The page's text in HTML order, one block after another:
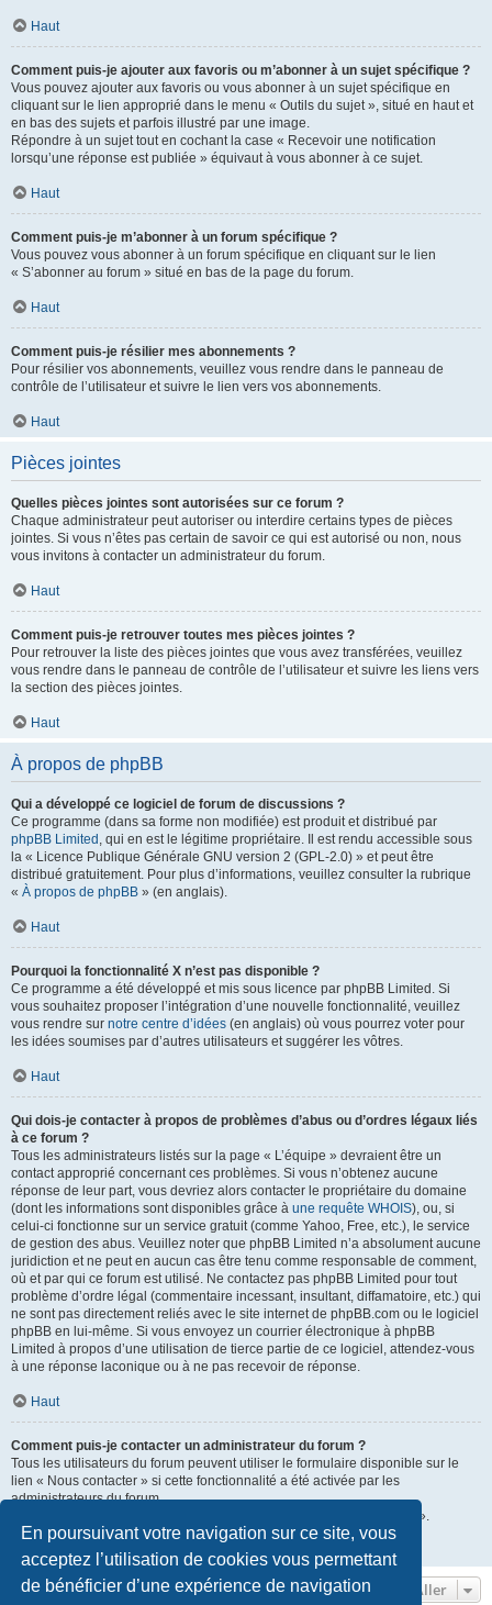
En poursuivant votre navigation sur ce site, vous
acceptez l’utilisation de cookies vous permettant
de bénéficier d’une expérience de navigation
Haut
Comment puis-je ajouter aux favoris ou m’abonner à un sujet spécifique ?
Vous pouvez ajouter aux favoris ou vous abonner à un sujet spécifique en
cliquant sur le lien approprié dans le menu « Outils du sujet », situé en haut et
en bas des sujets et parfois illustré par une image.
Répondre à un sujet tout en cochant la case « Recevoir une notification
lorsqu’une réponse est publiée » équivaut à vous abonner à ce sujet.
Haut
Comment puis-je m’abonner à un forum spécifique ?
Vous pouvez vous abonner à un forum spécifique en cliquant sur le lien
« S’abonner au forum » situé en bas de la page du forum.
Haut
Comment puis-je résilier mes abonnements ?
Pour résilier vos abonnements, veuillez vous rendre dans le panneau de
contrôle de l’utilisateur et suivre le lien vers vos abonnements.
Haut
Pièces jointes
Quelles pièces jointes sont autorisées sur ce forum ?
Chaque administrateur peut autoriser ou interdire certains types de pièces
jointes. Si vous n’êtes pas certain de savoir ce qui est autorisé ou non, nous
vous invitons à contacter un administrateur du forum.
Haut
Comment puis-je retrouver toutes mes pièces jointes ?
Pour retrouver la liste des pièces jointes que vous avez transférées, veuillez
vous rendre dans le panneau de contrôle de l’utilisateur et suivre les liens vers
la section des pièces jointes.
Haut
À propos de phpBB
Qui a développé ce logiciel de forum de discussions ?
Ce programme (dans sa forme non modifiée) est produit et distribué par
phpBB Limited , qui en est le légitime propriétaire. Il est rendu accessible sous
la « Licence Publique Générale GNU version 2 (GPL-2.0) » et peut être
distribué gratuitement. Pour plus d’informations, veuillez consulter la rubrique
« À propos de phpBB » (en anglais).
Haut
Pourquoi la fonctionnalité X n’est pas disponible ?
Ce programme a été développé et mis sous licence par phpBB Limited. Si
vous souhaitez proposer l’intégration d’une nouvelle fonctionnalité, veuillez
vous rendre sur notre centre d’idées (en anglais) où vous pourrez voter pour
les idées soumises par d’autres utilisateurs et suggérer les vôtres.
Haut
Qui dois-je contacter à propos de problèmes d’abus ou d’ordres légaux liés
à ce forum ?
Tous les administrateurs listés sur la page « L’équipe » devraient être un
contact approprié concernant ces problèmes. Si vous n’obtenez aucune
réponse de leur part, vous devriez alors contacter le propriétaire du domaine
(dont les informations sont disponibles grâce à une requête WHOIS), ou, si
celui-ci fonctionne sur un service gratuit (comme Yahoo, Free, etc.), le service
de gestion des abus. Veuillez noter que phpBB Limited n’a absolument aucune
juridiction et ne peut en aucun cas être tenu comme responsable de comment,
où et par qui ce forum est utilisé. Ne contactez pas phpBB Limited pour tout
problème d’ordre légal (commentaire incessant, insultant, diffamatoire, etc.) qui
ne sont pas directement reliés avec le site internet de phpBB.com ou le logiciel
phpBB en lui-même. Si vous envoyez un courrier électronique à phpBB
Limited à propos d’une utilisation de tierce partie de ce logiciel, attendez-vous
à une réponse laconique ou à ne pas recevoir de réponse.
Haut
Comment puis-je contacter un administrateur du forum ?
Tous les utilisateurs du forum peuvent utiliser le formulaire disponible sur le
lien « Nous contacter » si cette fonctionnalité a été activée par les
administrateurs du forum.
Les membres du forum peuvent également utiliser le lien « L’équipe ».
Aller